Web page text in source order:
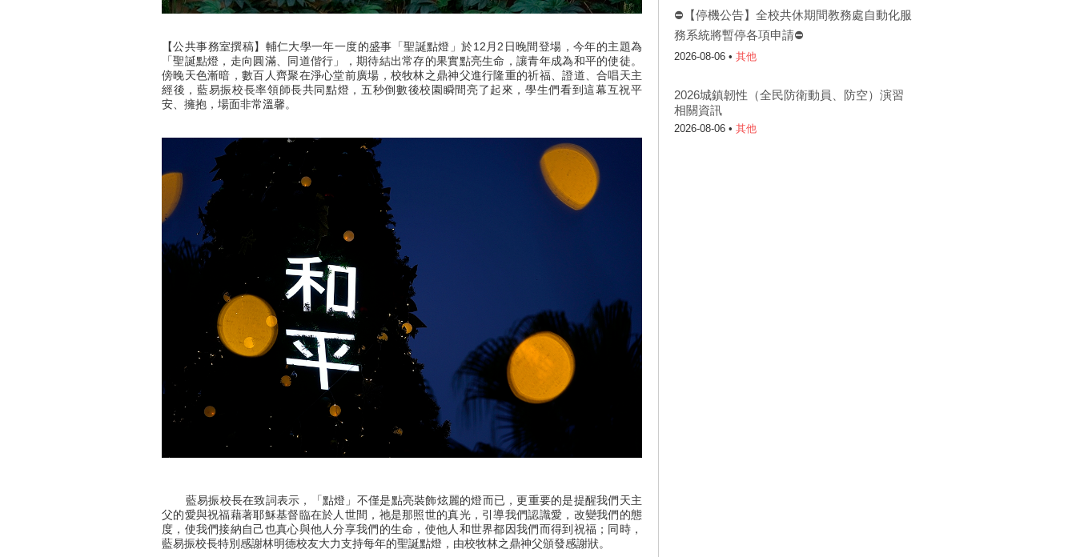
【公共事務室撰稿】輔仁大學一年一度的盛事「聖誕點燈」於12月2日晚間登場，今年的主題為
「聖誕點燈，走向圓滿、同道偕行」，期待結出常存的果實點亮生命，讓青年成為和平的使徒。
傍晚天色漸暗，數百人齊聚在淨心堂前廣場，校牧林之鼎神父進行隆重的祈福、證道、合唱天主
經後，藍易振校長率領師長共同點燈，五秒倒數後校園瞬間亮了起來，學生們看到這幕互祝平
安、擁抱，場面非常溫馨。
藍易振校長在致詞表示，「點燈」不僅是點亮裝飾炫麗的燈而已，更重要的是提醒我們天主
父的愛與祝福藉著耶穌基督臨在於人世間，祂是那照世的真光，引導我們認識愛，改變我們的態
度，使我們接納自己也真心與他人分享我們的生命，使他人和世界都因我們而得到祝福；同時，
藍易振校長特別感謝林明德校友大力支持每年的聖誕點燈，由校牧林之鼎神父頒發感謝狀。
⛔【停機公告】全校共休期間教務處自動化服
務系統將暫停各項申請⛔
2026-08-06 • 其他
2026城鎮韌性（全民防衛動員、防空）演習
相關資訊
2026-08-06 • 其他